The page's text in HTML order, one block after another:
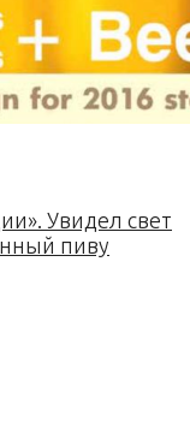
Увидел свет
пиву